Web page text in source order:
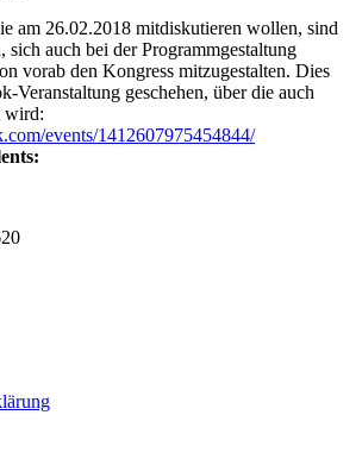
am 26.02.2018 mitdiskutieren wollen, sind
sich auch bei der Programmgestaltung
vorab den Kongress mitzugestalten. Dies
Veranstaltung geschehen, über die auch
wird:
events/1412607975454844/